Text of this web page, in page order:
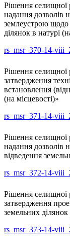
Рішення
надання дозволів
землеустрою щодо
ділянок в натурі
rs_msr_370-14-
Рішення
затвердження
встановлення
(на місцевості)»
rs_msr_371-14-
Рішення
надання дозволів
відведення
rs_msr_372-14-
Рішення
затвердження
земельних ділянок
rs_msr_373-14-